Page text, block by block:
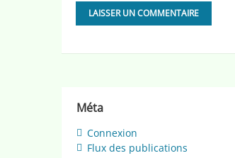
Méta
Connexion
Flux des publications